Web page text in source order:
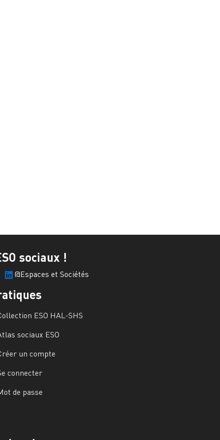
sociaux !
@Espaces et Sociétés
ESO HAL-SHS
sociaux ESO
un compte
connecter
de passe